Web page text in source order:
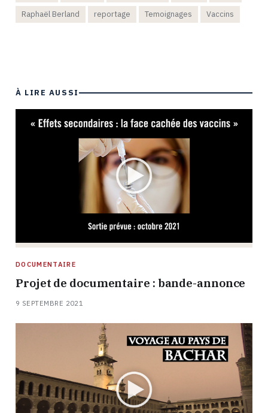
Raphaël Berland
reportage Temoignages Vaccins
À LIRE AUSSI
DOCUMENTAIRE
Projet de documentaire : bande-annonce
9 SEPTEMBRE 2021